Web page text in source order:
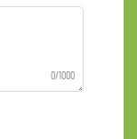
0/1000